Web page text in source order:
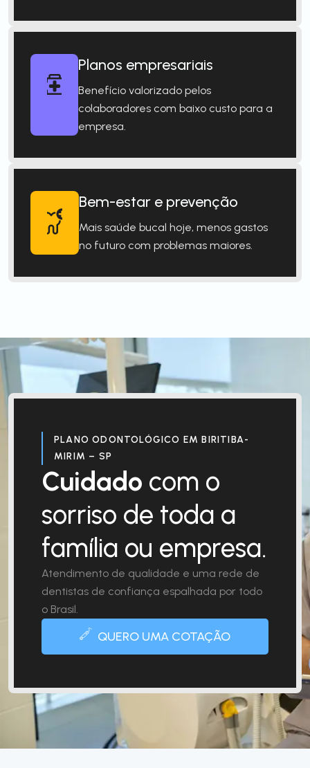
Planos empresariais
Benefício valorizado pelos
colaboradores com baixo custo para a
empresa.
Bem-estar e prevenção
Mais saúde bucal hoje, menos gastos
no futuro com problemas maiores.
PLANO ODONTOLÓGICO EM BIRITIBA-
MIRIM – SP
Cuidado com o
sorriso de toda a
família ou empresa.
Atendimento de qualidade e uma rede de
dentistas de confiança espalhada por todo
o Brasil.
QUERO UMA COTAÇÃO